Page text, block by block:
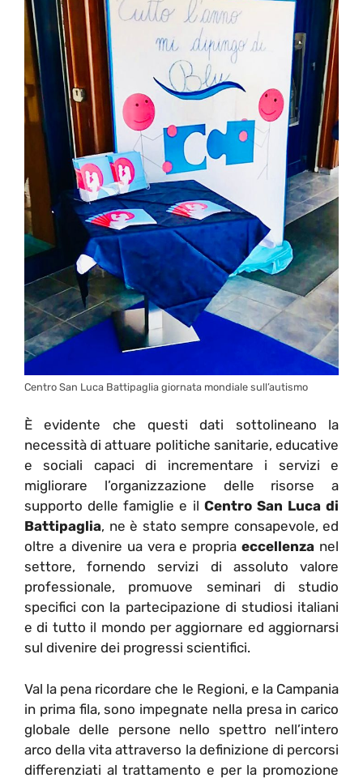
Centro San Luca Battipaglia giornata mondiale sull’autismo
È evidente che questi dati sottolineano la
necessità di attuare politiche sanitarie, educative
e sociali capaci di incrementare i servizi e
migliorare l’organizzazione delle risorse a
supporto delle famiglie e il Centro San Luca di
Battipaglia, ne è stato sempre consapevole, ed
oltre a divenire ua vera e propriaeccellenza nel
settore, fornendo servizi di assoluto valore
professionale, promuove seminari di studio
specifici con la partecipazione di studiosi italiani
e di tutto il mondo per aggiornare ed aggiornarsi
sul divenire dei progressi scientifici.
Val la pena ricordare che le Regioni, e la Campania
in prima fila, sono impegnate nella presa in carico
globale delle persone nello spettro nell’intero
arco della vita attraverso la definizione di percorsi
differenziati al trattamento e per la promozione